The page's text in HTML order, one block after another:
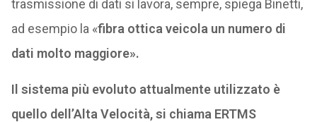
trasmissione di dati si lavora, sempre, spiega Binetti,
ad esempio la «fibra ottica veicola un numero di
dati molto maggiore».
Il sistema più evoluto attualmente utilizzato è
quello dell’Alta Velocità, si chiama ERTMS